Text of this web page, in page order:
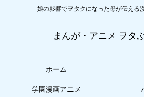
娘の影響でヲタクになった母が伝える
まんが・アニメ ヲタ
ホーム
学園漫画アニメ